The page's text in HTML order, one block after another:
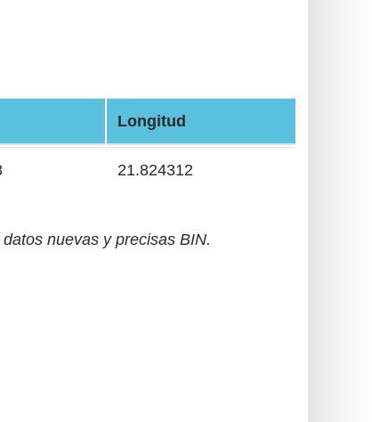
Longitud
21.824312
nuevas y precisas BIN.